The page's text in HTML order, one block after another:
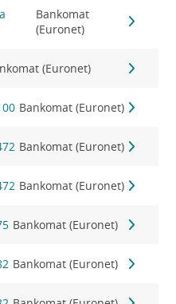
Bankomat
(Euronet)
(Euronet)
Bankomat (Euronet)
Bankomat (Euronet)
Bankomat (Euronet)
Bankomat (Euronet)
Bankomat (Euronet)